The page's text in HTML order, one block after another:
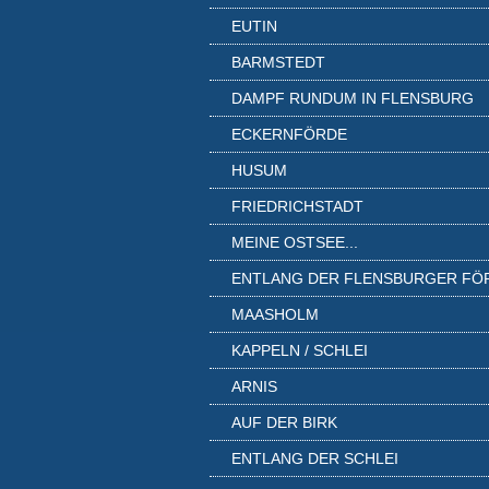
EUTIN
BARMSTEDT
DAMPF RUNDUM IN FLENSBURG
ECKERNFÖRDE
HUSUM
FRIEDRICHSTADT
MEINE OSTSEE...
ENTLANG DER FLENSBURGER
MAASHOLM
KAPPELN / SCHLEI
ARNIS
AUF DER BIRK
ENTLANG DER SCHLEI